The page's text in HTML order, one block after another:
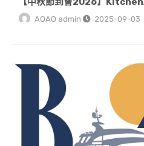
AOAO admin 2025-09-03